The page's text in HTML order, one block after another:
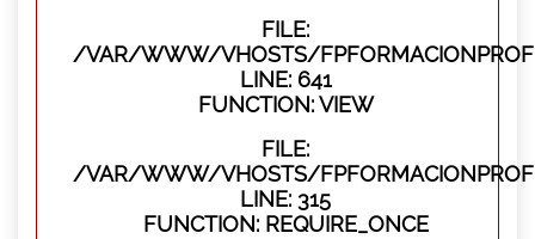
FILE:
/VAR/WWW/VHOSTS/
LINE: 641
FUNCTION: VIEW
FILE:
/VAR/WWW/VHOSTS/
LINE: 315
FUNCTION: REQUIRE_ONCE